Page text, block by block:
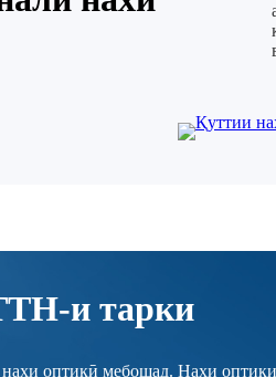
и тарки
оптикӣ мебошад. Нахи